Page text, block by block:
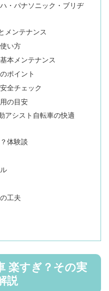
・パナソニック・ブリヂ
メンテナンス
い方
本メンテナンス
ポイント
全チェック
の目安
アシスト自転車の快適
体験談
工夫
楽すぎ？その実
説